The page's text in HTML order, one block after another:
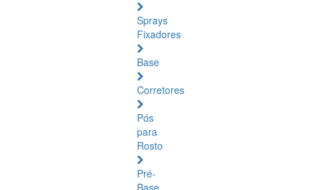
Sprays
Fixadores
Base
Corretores
Pós
para
Rosto
Pré-
Base